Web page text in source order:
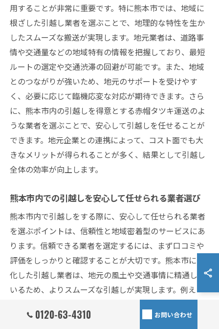
用することが非常に重要です。特に熊本市では、地域に
根ざした引越し業者を選ぶことで、地理的な特性を生か
したスムーズな搬送が実現します。地元業者は、道路事
情や交通量などの地域特有の情報を把握しており、最短
ルートの選定や交通渋滞の回避が可能です。また、地域
とのつながりが強いため、地元のサポートを受けやす
く、必要に応じて臨機応変な対応が期待できます。さら
に、熊本市内の引越しを得意とする赤帽タツキ運送のよ
うな業者を選ぶことで、安心して引越しを任せることが
できます。地元企業との連携によって、コスト面でも大
きなメリットが得られることが多く、結果として引越し
全体の効率が向上します。
熊本市内での引越しを安心して任せられる業者選び
熊本市内で引越しをする際に、安心して任せられる業者
を選ぶポイントは、信頼性と地域密着型のサービスにあ
ります。信頼できる業者を選定するには、まず口コミや
評価をしっかりと確認することが大切です。熊本市に特
化した引越し業者は、地元の風土や交通事情に精通して
いるため、よりスムーズな引越しが実現します。例え
しており、丁寧な対応で多くのお客様から信頼を得てい
0120-63-4310 お問い合わせ